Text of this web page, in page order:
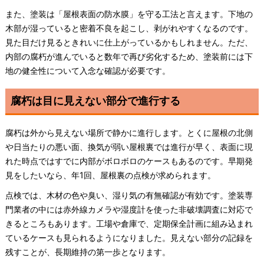
また、塗装は「屋根表面の防水膜」を守る工法と言えます。下地の
木部が湿っていると密着不良を起こし、剥がれやすくなるのです。
見た目だけ見るときれいに仕上がっているかもしれません。ただ、
内部の腐朽が進んでいると数年で再び劣化するため、塗装前には下
地の健全性について入念な確認が必要です。
腐朽は目に見えない部分で進行する
腐朽は外から見えない場所で静かに進行します。とくに屋根の北側
や日当たりの悪い面、換気が弱い屋根裏では進行が早く、表面に現
れた時点ではすでに内部がボロボロのケースもあるのです。早期発
見をしたいなら、年1回、屋根裏の点検が求められます。
点検では、木材の色や臭い、湿り気の有無確認が有効です。塗装専
門業者の中には赤外線カメラや湿度計を使った非破壊調査に対応で
きるところもあります。工場や倉庫で、定期保全計画に組み込まれ
ているケースも見られるようになりました。見えない部分の記録を
残すことが、長期維持の第一歩となります。